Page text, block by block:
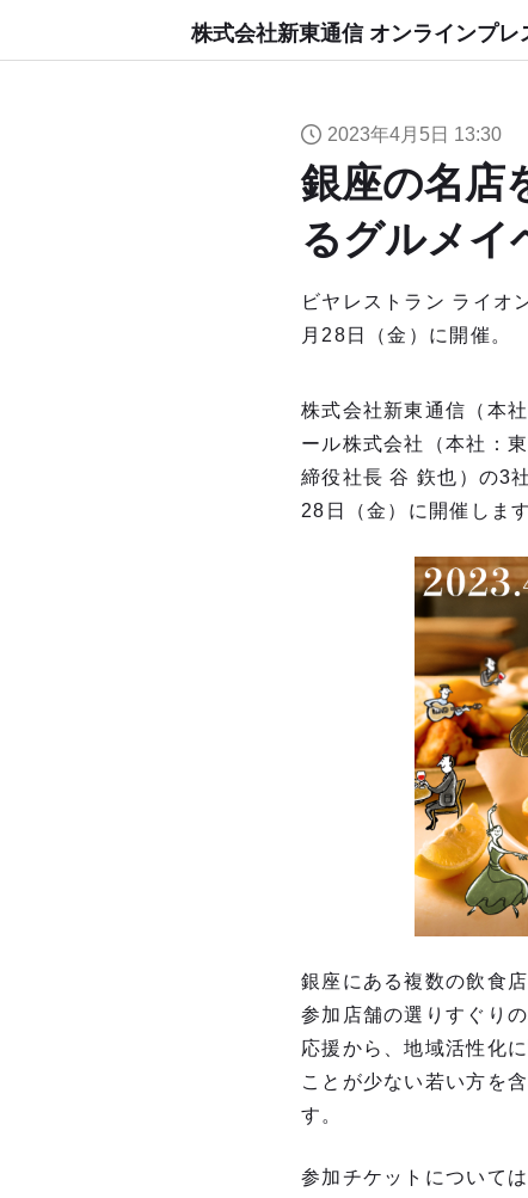
株式会社新東通信 オンラインプレ
2023年4月5日 13:30
銀座の名店
るグルメイ
ビヤレストラン ライオ
⽉28⽇（⾦）に開催。
株式会社新東通信（本
ール株式会社（本社：
締役社⻑ ⾕ 鉃也）の3
28⽇（⾦）に開催します
銀座にある複数の飲⾷
参加店舗の選りすぐり
応援から、地域活性化
ことが少ない若い⽅を
す。
参加チケットについて